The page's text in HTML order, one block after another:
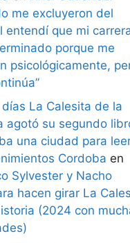
me excluyeron del
entendí que mi
porque me
psicológicamente,
días La Calesita de la
agotó su segundo
una ciudad para
Cordoba en
Sylvester y Nacho
hacen girar La
(2024 con